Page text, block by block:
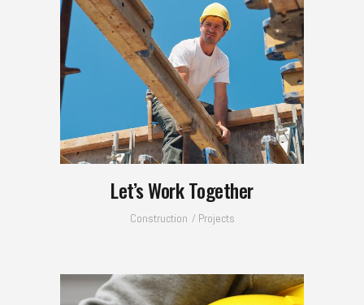
Let’s Work Together
Construction Projects